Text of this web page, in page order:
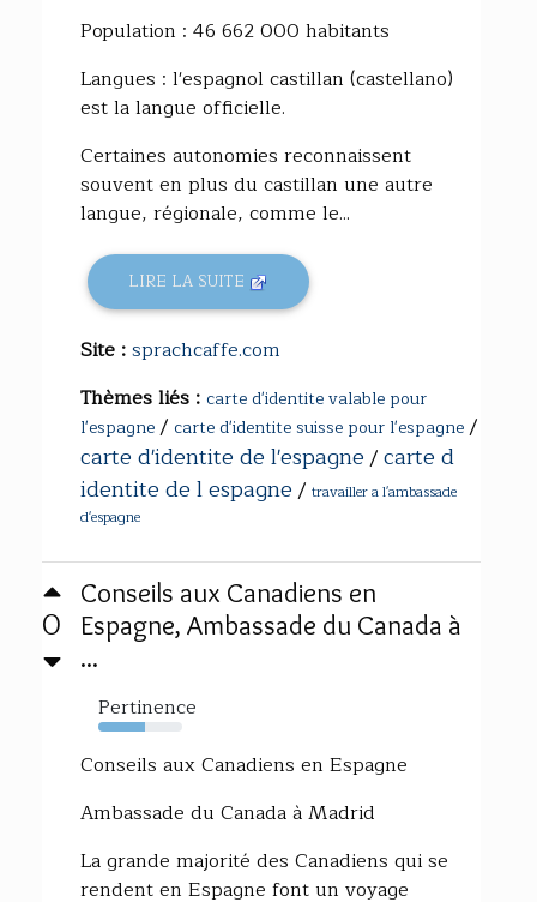
Population : 46 662 000 habitants
Langues : l'espagnol castillan (castellano)
est la langue officielle.
Certaines autonomies reconnaissent
souvent en plus du castillan une autre
langue, régionale, comme le...
LIRE LA SUITE
Site :sprachcaffe.com
Thèmes liés : carte d'identite valable pour
l'espagne/ carte d'identite suisse pour l'espagne/
carte d'identite de l'espagne/carte d
identite de l espagne/ travailler a l'ambassade
d'espagne
0
Conseils aux Canadiens en
Espagne, Ambassade du Canada à
...
Pertinence
55%
Conseils aux Canadiens en Espagne
Ambassade du Canada à Madrid
La grande majorité des Canadiens qui se
rendent en Espagne font un voyage